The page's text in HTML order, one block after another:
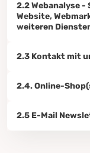
2.2 Webanalyse
Website,
weiteren
2.3 Kontakt mit
2.4. Online-
2.5 E-Mail